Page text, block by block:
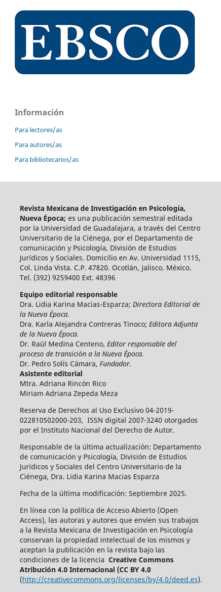
Información
Para lectores/as
Para autores/as
Para bibliotecarios/as
Revista Mexicana de Investigación en Psicología,
Nueva Época; es una publicación semestral editada
por la Universidad de Guadalajara, a través del Centro
Universitario de la Ciénega, por el Departamento de
comunicación y Psicología, División de Estudios
Jurídicos y Sociales. Domicilio en Av. Universidad 1115,
Col. Linda Vista. C.P. 47820. Ocotlán, Jalisco. México.
Tel. (392) 9259400 Ext. 48396
Equipo editorial responsable
Dra. Lidia Karina Macias-Esparza; Directora Editorial de
la Nueva Época.
Dra. Karla Alejandra Contreras Tinoco; Editora Adjunta
de la Nueva Época.
Dr. Raúl Medina Centeno, Editor responsable del
proceso de transición a la Nueva Época.
Dr. Pedro Solís Cámara, Fundador.
Asistente editorial
Mtra. Adriana Rincón Rico
Miriam Adriana Zepeda Meza
Reserva de Derechos al Uso Exclusivo 04-2019-
022810502000-203, ISSN digital 2007-3240 otorgados
por el Instituto Nacional del Derecho de Autor.
Responsable de la última actualización: Departamento
de comunicación y Psicología, División de Estudios
Jurídicos y Sociales del Centro Universitario de la
Ciénega, Dra. Lidia Karina Macias Esparza
Fecha de la última modificación: Septiembre 2025.
En línea con la política de Acceso Abierto (Open
Access), las autoras y autores que envíen sus trabajos
a la Revista Mexicana de Investigación en Psicología
conservan la propiedad intelectual de los mismos y
aceptan la publicación en la revista bajo las
condiciones de la licencia Creative Commons
Atribución 4.0 Internacional (CC BY 4.0
(http://creativecommons.org/licenses/by/4.0/deed.es).